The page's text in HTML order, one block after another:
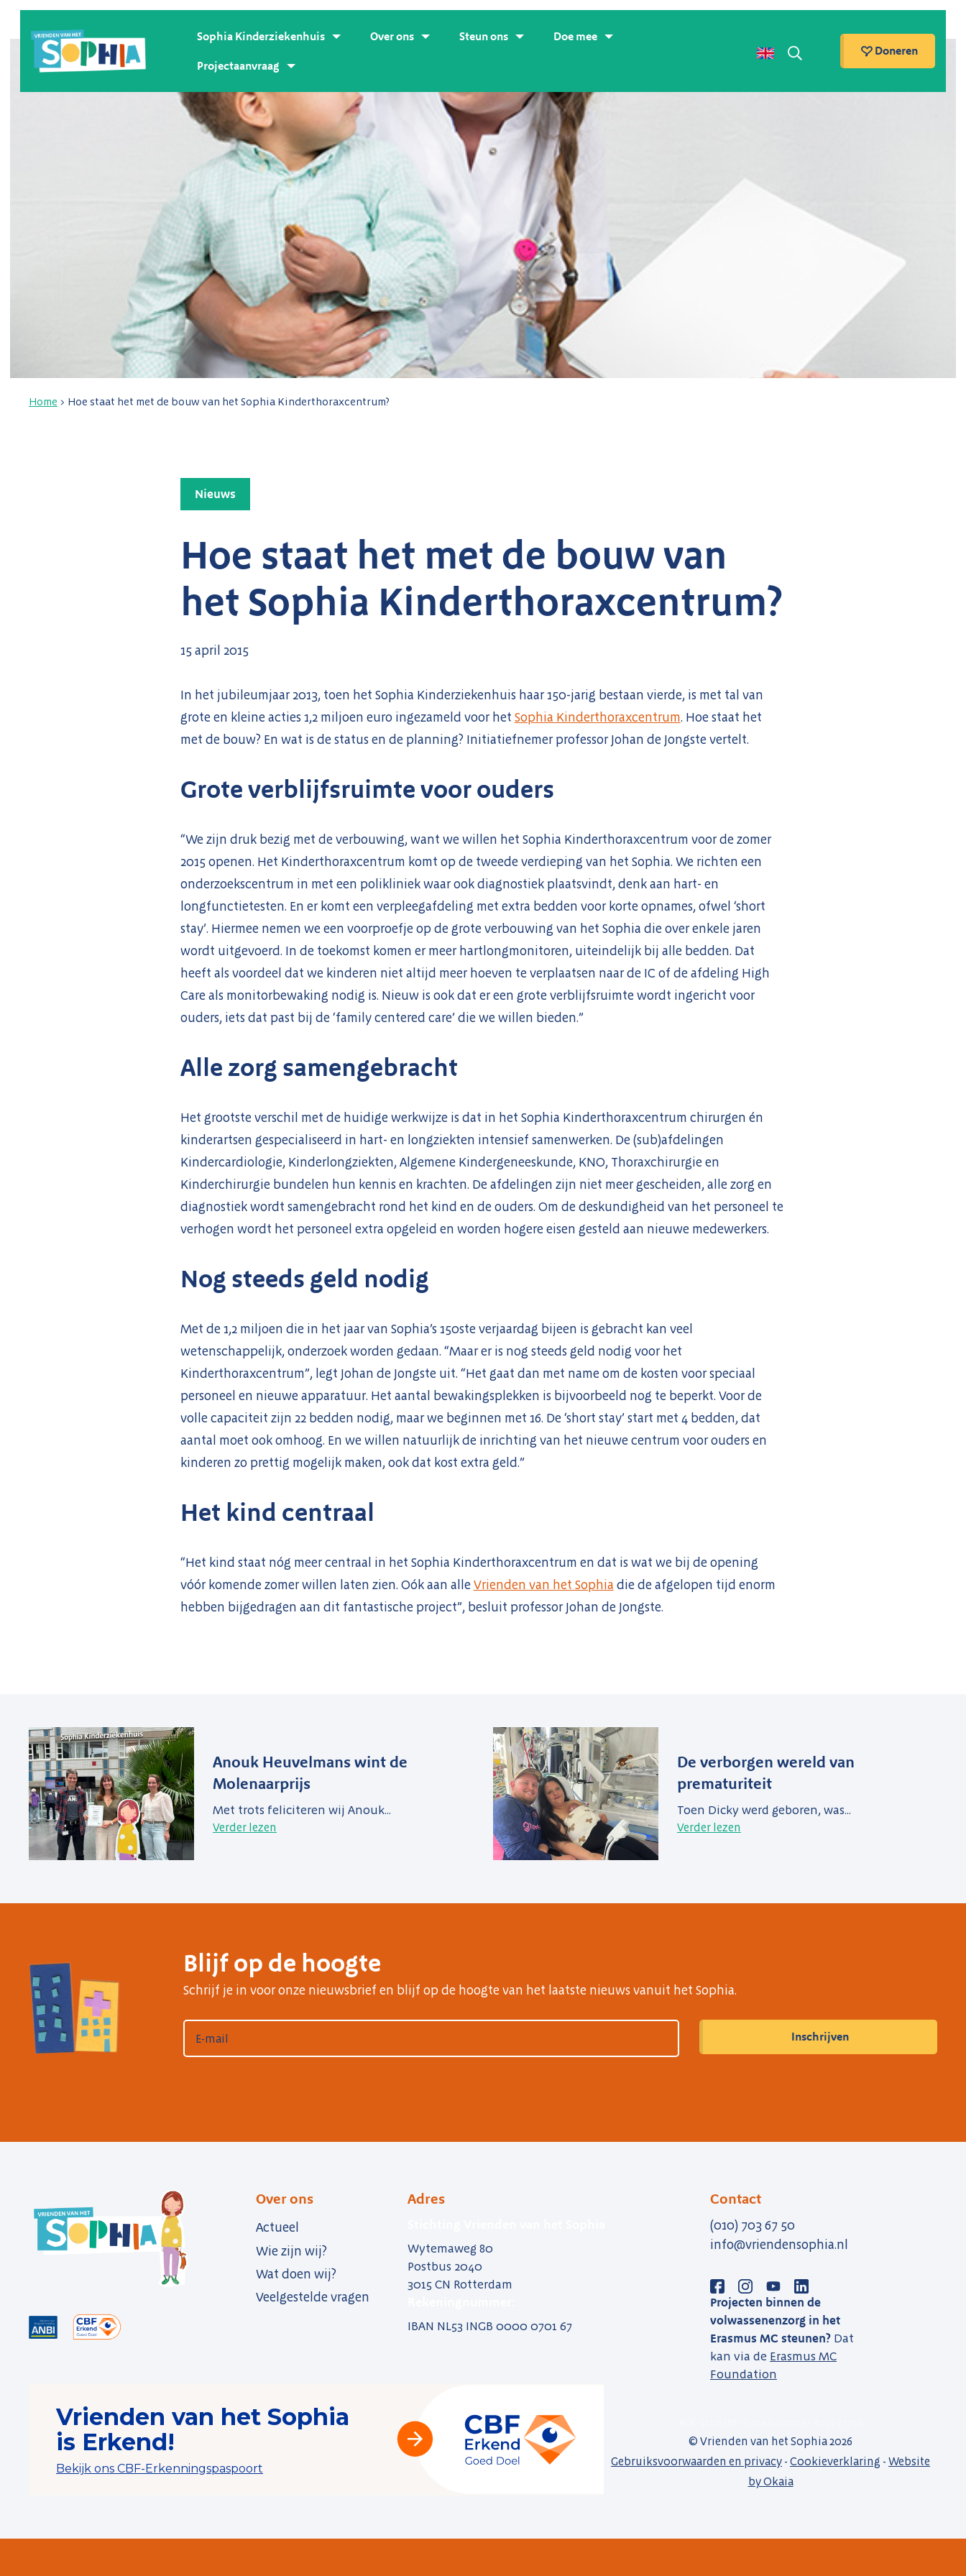
Sophia Kinderziekenhuis Over ons Steun ons Doe mee
Projectaanvraag
Doneren
Home > Hoe staat het met de bouw van het Sophia Kinderthoraxcentrum?
Nieuws
Hoe staat het met de bouw van
het Sophia Kinderthoraxcentrum?
15 april 2015
In het jubileumjaar 2013, toen het Sophia Kinderziekenhuis haar 150-jarig bestaan vierde, is met tal van
grote en kleine acties 1,2 miljoen euro ingezameld voor het Sophia Kinderthoraxcentrum. Hoe staat het
met de bouw? En wat is de status en de planning? Initiatiefnemer professor Johan de Jongste vertelt.
Grote verblijfsruimte voor ouders
“We zijn druk bezig met de verbouwing, want we willen het Sophia Kinderthoraxcentrum voor de zomer
2015 openen. Het Kinderthoraxcentrum komt op de tweede verdieping van het Sophia. We richten een
onderzoekscentrum in met een polikliniek waar ook diagnostiek plaatsvindt, denk aan hart- en
longfunctietesten. En er komt een verpleegafdeling met extra bedden voor korte opnames, ofwel ‘short
stay’. Hiermee nemen we een voorproefje op de grote verbouwing van het Sophia die over enkele jaren
wordt uitgevoerd. In de toekomst komen er meer hartlongmonitoren, uiteindelijk bij alle bedden. Dat
heeft als voordeel dat we kinderen niet altijd meer hoeven te verplaatsen naar de IC of de afdeling High
Care als monitorbewaking nodig is. Nieuw is ook dat er een grote verblijfsruimte wordt ingericht voor
ouders, iets dat past bij de ‘family centered care’ die we willen bieden.”
Alle zorg samengebracht
Het grootste verschil met de huidige werkwijze is dat in het Sophia Kinderthoraxcentrum chirurgen én
kinderartsen gespecialiseerd in hart- en longziekten intensief samenwerken. De (sub)afdelingen
Kindercardiologie, Kinderlongziekten, Algemene Kindergeneeskunde, KNO, Thoraxchirurgie en
Kinderchirurgie bundelen hun kennis en krachten. De afdelingen zijn niet meer gescheiden, alle zorg en
diagnostiek wordt samengebracht rond het kind en de ouders. Om de deskundigheid van het personeel te
verhogen wordt het personeel extra opgeleid en worden hogere eisen gesteld aan nieuwe medewerkers.
Nog steeds geld nodig
Met de 1,2 miljoen die in het jaar van Sophia’s 150ste verjaardag bijeen is gebracht kan veel
wetenschappelijk, onderzoek worden gedaan. “Maar er is nog steeds geld nodig voor het
Kinderthoraxcentrum”, legt Johan de Jongste uit. “Het gaat dan met name om de kosten voor speciaal
personeel en nieuwe apparatuur. Het aantal bewakingsplekken is bijvoorbeeld nog te beperkt. Voor de
volle capaciteit zijn 22 bedden nodig, maar we beginnen met 16. De ‘short stay’ start met 4 bedden, dat
aantal moet ook omhoog. En we willen natuurlijk de inrichting van het nieuwe centrum voor ouders en
kinderen zo prettig mogelijk maken, ook dat kost extra geld.”
Het kind centraal
“Het kind staat nóg meer centraal in het Sophia Kinderthoraxcentrum en dat is wat we bij de opening
vóór komende zomer willen laten zien. Oók aan alleVrienden van het Sophia die de afgelopen tijd enorm
hebben bijgedragen aan dit fantastische project”, besluit professor Johan de Jongste.
Anouk Heuvelmans wint de
Molenaarprijs
Met trots feliciteren wij Anouk...
Verder lezen
De verborgen wereld van
prematuriteit
Toen Dicky werd geboren, was...
Verder lezen
Blijf op de hoogte
Schrijf je in voor onze nieuwsbrief en blijf op de hoogte van het laatste nieuws vanuit het Sophia.
Over ons
Actueel
Wie zijn wij?
Wat doen wij?
Veelgestelde vragen
Adres
Wytemaweg 80
Postbus 2040
3015 CN Rotterdam
IBAN NL53 INGB 0000 0701 67
Contact
(010) 703 67 50
info@vriendensophia.nl
Projecten binnen de
volwassenenzorg in het
Erasmus MC steunen?Dat
kan via de Erasmus MC
Foundation
© Vrienden van het Sophia 2026
Gebruiksvoorwaarden en privacy - Cookieverklaring - Website
by Okaia